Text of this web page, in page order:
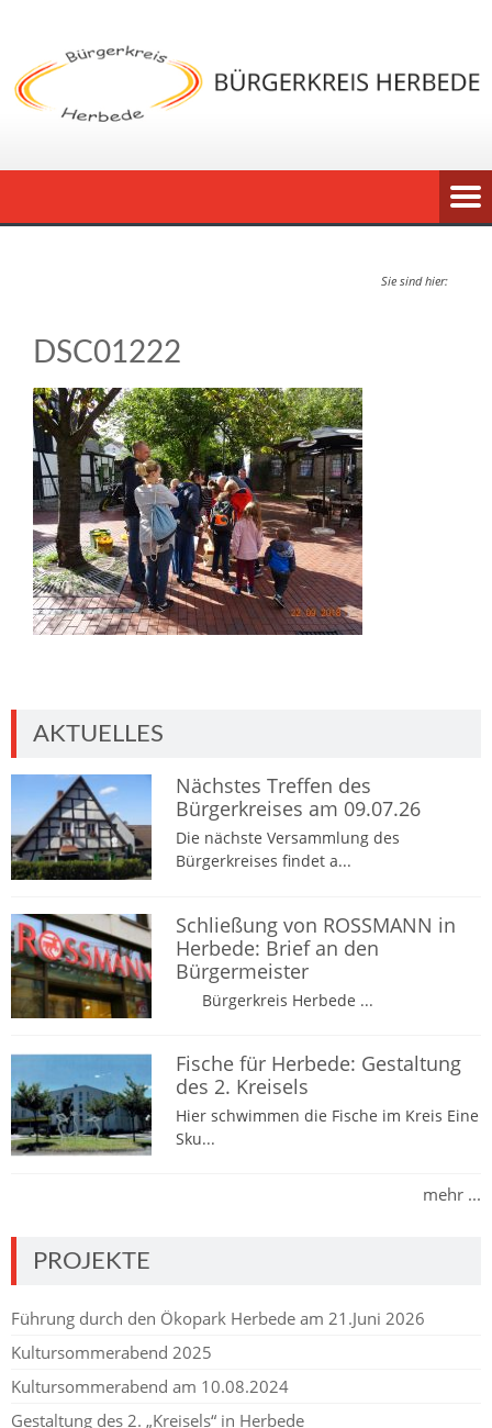
Sie sind hier:
DSC01222
AKTUELLES
Nächstes Treffen des
Bürgerkreises am 09.07.26
Die nächste Versammlung des
Bürgerkreises findet a...
Schließung von ROSSMANN in
Herbede: Brief an den
Bürgermeister
Bürgerkreis Herbede ...
Fische für Herbede: Gestaltung
des 2. Kreisels
Hier schwimmen die Fische im Kreis Eine
Sku...
mehr ...
PROJEKTE
Führung durch den Ökopark Herbede am 21.Juni 2026
Kultursommerabend 2025
Kultursommerabend am 10.08.2024
Gestaltung des 2. „Kreisels“ in Herbede